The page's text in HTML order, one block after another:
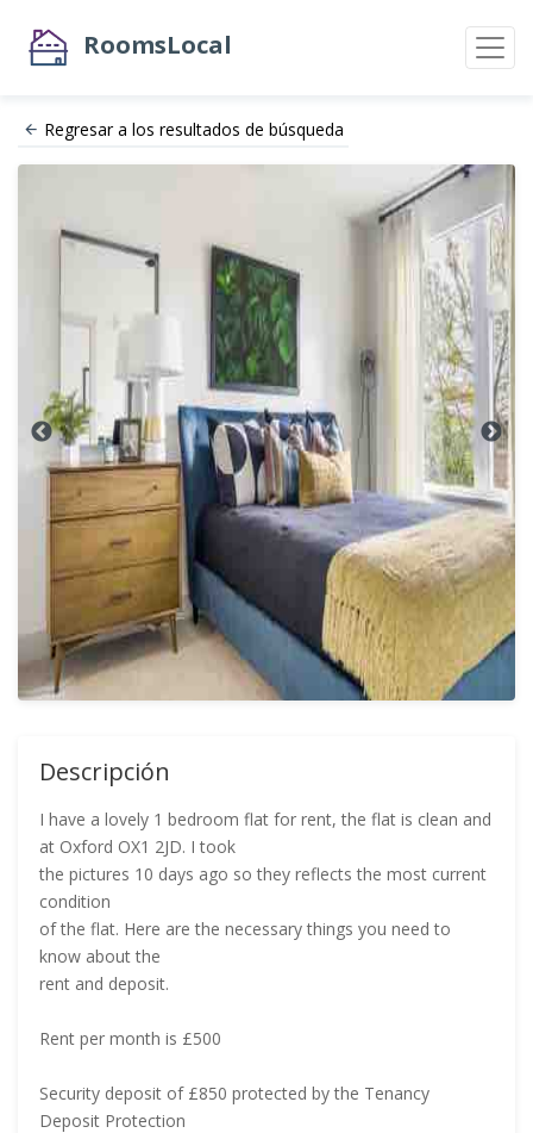
RoomsLocal
Regresar a los resultados de búsqueda
Descripción
I have a lovely 1 bedroom flat for rent, the flat is clean and
at Oxford OX1 2JD. I took
the pictures 10 days ago so they reflects the most current
condition
of the flat. Here are the necessary things you need to
know about the
rent and deposit.
Rent per month is £500
Security deposit of £850 protected by the Tenancy
Deposit Protection